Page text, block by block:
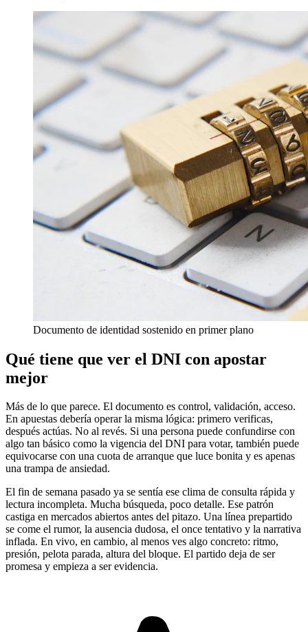
Documento de identidad sostenido en primer plano
Qué tiene que ver el DNI con apostar
mejor
Más de lo que parece. El documento es control, validación, acceso.
En apuestas debería operar la misma lógica: primero verificas,
después actúas. No al revés. Si una persona puede confundirse con
algo tan básico como la vigencia del DNI para votar, también puede
equivocarse con una cuota de arranque que luce bonita y es apenas
una trampa de ansiedad.
El fin de semana pasado ya se sentía ese clima de consulta rápida y
lectura incompleta. Mucha búsqueda, poco detalle. Ese patrón
castiga en mercados abiertos antes del pitazo. Una línea prepartido
se come el rumor, la ausencia dudosa, el once tentativo y la narrativa
inflada. En vivo, en cambio, al menos ves algo concreto: ritmo,
presión, pelota parada, altura del bloque. El partido deja de ser
promesa y empieza a ser evidencia.